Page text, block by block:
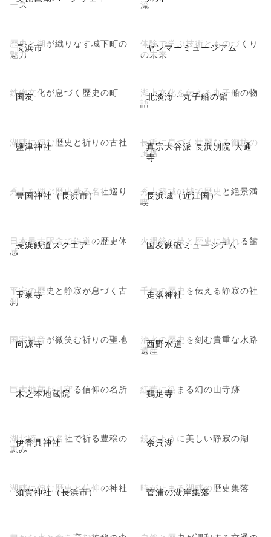
ース
流
長浜市
歴史と湖が織りなす城下町の
魅力
ヤンマーミュージアム
体験で学ぶ技術とものづくり
の未来
国友
鉄砲文化が息づく歴史の町 北淡海・丸子船の館
湖上文化を伝える丸子船の物
語
鹽津神社
湖畔に佇む歴史と祈りの古社
真宗大谷派 長浜別院 大通
寺
長浜に息づく壮麗なる御坊の
風格
豊国神社（長浜市）
秀吉を偲ぶ歴史薫る名社巡り 長浜城（近江国）
秀吉築城の城で歴史と絶景満
喫
長浜鉄道スクエア
日本最古駅舎で鉄道の歴史体
感
国友鉄砲ミュージアム
火縄銃の技と歴史に触れる館
玉泉寺
平安の歴史と静寂が息づく古
刹
走落神社
千年の歴史を伝える静寂の社
向源寺
国宝観音が微笑む祈りの聖地 西野水道
治水の歴史を刻む貴重な水路
遺産
木之本地蔵院
巨大地蔵が見守る信仰の名所 鶏足寺
紅葉に染まる幻の山寺跡
伊香具神社
湖北随一の名社で祈る豊穣の
恵み
余呉湖
鏡のように美しい静寂の湖
須賀神社（長浜市）
湖畔に佇む歴史と信仰の神社 菅浦の湖岸集落
時が止まる湖畔の歴史集落